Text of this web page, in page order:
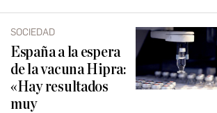
SOCIEDAD
España a la espera
de la vacuna Hipra:
«Hay resultados
muy